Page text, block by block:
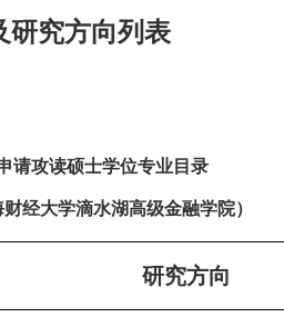
楼
研究方向列表
请攻读硕士学位专业目录
财经大学滴水湖高级金融学院）
研究方向